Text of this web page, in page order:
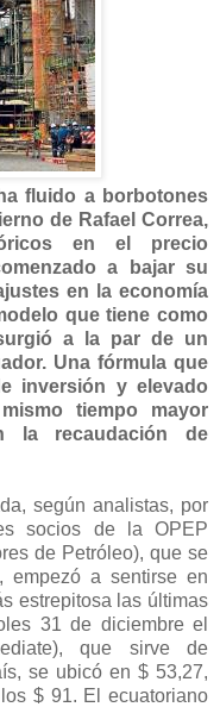
fluido a borbotones
de Rafael Correa,
en el precio
a bajar su
en la economía
que tiene como
a la par de un
Una fórmula que
inversión y elevado
tiempo mayor
la recaudación de
según analistas, por
socios de la OPEP
de Petróleo), que se
empezó a sentirse en
estrepitosa las últimas
31 de diciembre el
que sirve de
se ubicó en $ 53,27,
$ 91. El ecuatoriano